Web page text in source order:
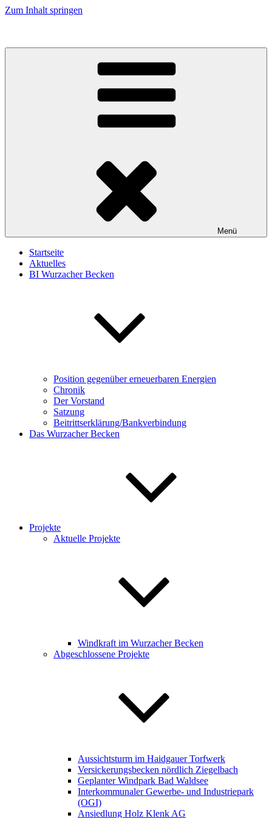
Zum Inhalt springen
Menü
Startseite
Aktuelles
BI Wurzacher Becken
Position gegenüber erneuerbaren Energien
Chronik
Der Vorstand
Satzung
Beitrittserklärung/Bankverbindung
Das Wurzacher Becken
Projekte
Aktuelle Projekte
Windkraft im Wurzacher Becken
Abgeschlossene Projekte
Aussichtsturm im Haidgauer Torfwerk
Versickerungsbecken nördlich Ziegelbach
Geplanter Windpark Bad Waldsee
Interkommunaler Gewerbe- und Industriepark
(OGI)
Ansiedlung Holz Klenk AG